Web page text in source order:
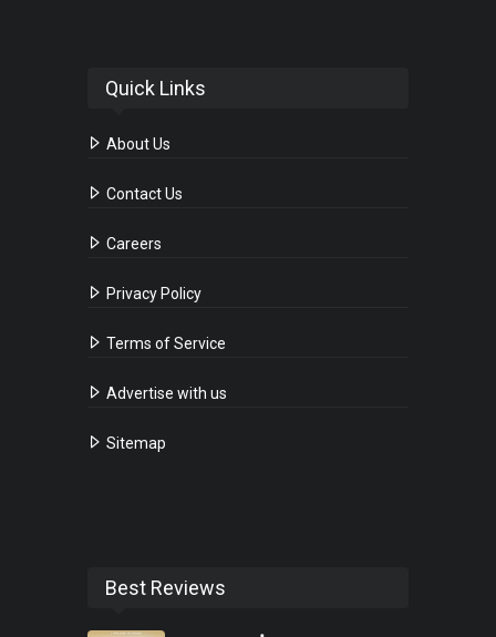
Quick Links
About Us
Contact Us
Careers
Privacy Policy
Terms of Service
Advertise with us
Sitemap
Best Reviews